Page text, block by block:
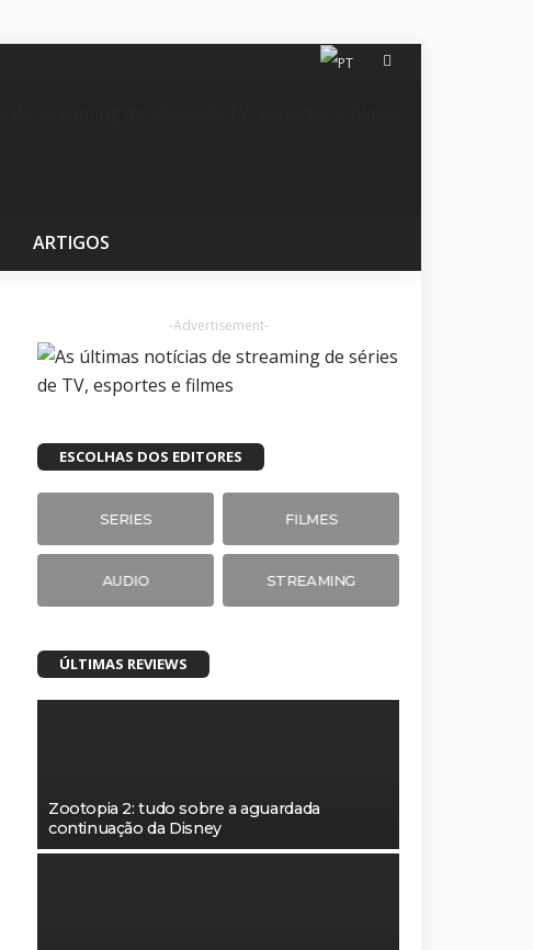
ARTIGOS
-Advertisement-
ESCOLHAS DOS EDITORES
SERIES FILMES
AUDIO STREAMING
ÚLTIMAS REVIEWS
Zootopia 2: tudo sobre a aguardada
continuação da Disney